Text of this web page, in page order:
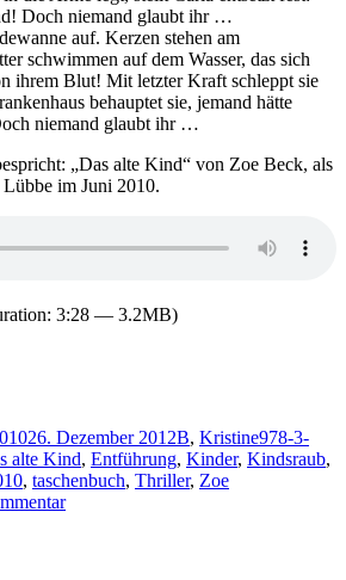
Doch niemand glaubt ihr …
auf. Kerzen stehen am
schwimmen auf dem Wasser, das sich
ihrem Blut! Mit letzter Kraft schleppt sie
behauptet sie, jemand hätte
niemand glaubt ihr …
„Das alte Kind“ von Zoe Beck, als
im Juni 2010.
3:28 — 3.2MB)
26. Dezember 2012B, Kristine978-3-
alte Kind, Entführung, Kinder, Kindsraub,
, taschenbuch, Thriller, Zoe
zu